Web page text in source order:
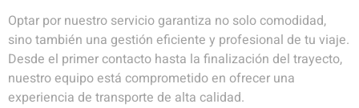
Optar por nuestro servicio garantiza no solo comodidad,
sino también una gestión eficiente y profesional de tu viaje.
Desde el primer contacto hasta la finalización del trayecto,
nuestro equipo está comprometido en ofrecer una
experiencia de transporte de alta calidad.